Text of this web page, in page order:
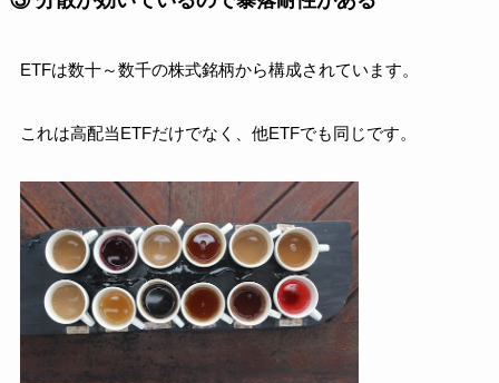
ETFは数十～数千の株式銘柄から構成されています。
これは高配当ETFだけでなく、他ETFでも同じです。